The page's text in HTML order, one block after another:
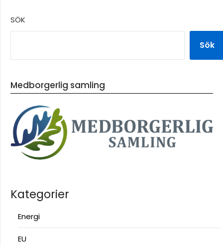
SÖK
Sök
Medborgerlig samling
Kategorier
Energi
EU